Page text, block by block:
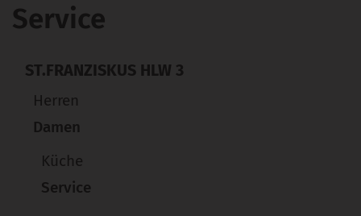
Service
ST.FRANZISKUS HLW 3
Herren
Damen
Küche
Service